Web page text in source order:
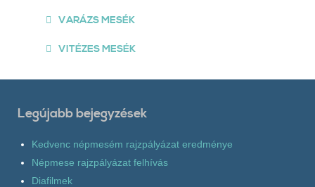
VARÁZS MESÉK
VITÉZES MESÉK
Legújabb bejegyzések
Kedvenc népmesém rajzpályázat eredménye
Népmese rajzpályázat felhívás
Diafilmek